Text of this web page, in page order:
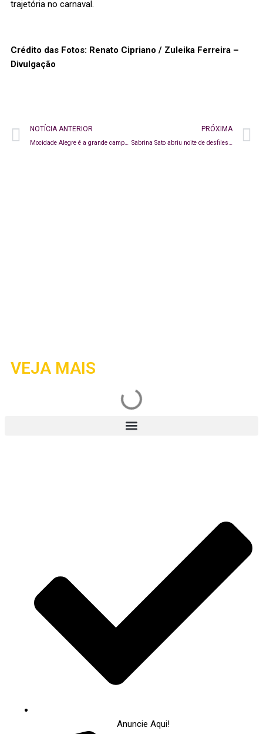
trajetória no carnaval.
Crédito das Fotos: Renato Cipriano / Zuleika Ferreira –
Divulgação
NOTÍCIA ANTERIOR
Mocidade Alegre é a grande campeã do Carnaval de São Paulo 2026
PRÓXIMA
Sabrina Sato abriu noite de desfiles na Sapucaí em ação especial da 99Food
VEJA MAIS
Anuncie Aqui!